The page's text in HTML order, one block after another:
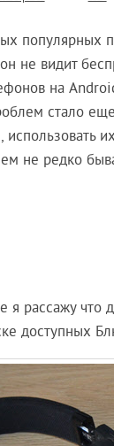
популярных
не видит
на
стало
использовать
не редко
я рассажу
доступных